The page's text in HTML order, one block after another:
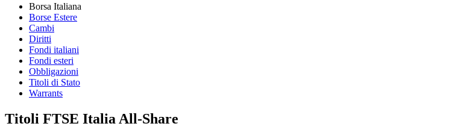
Borsa Italiana
Borse Estere
Cambi
Diritti
Fondi italiani
Fondi esteri
Obbligazioni
Titoli di Stato
Warrants
Titoli FTSE Italia All-Share